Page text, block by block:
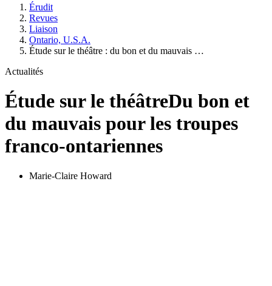
Érudit
Revues
Liaison
Ontario, U.S.A.
Étude sur le théâtre : du bon et du mauvais …
Actualités
Étude sur le théâtreDu bon et
du mauvais pour les troupes
franco-ontariennes
Marie-Claire Howard